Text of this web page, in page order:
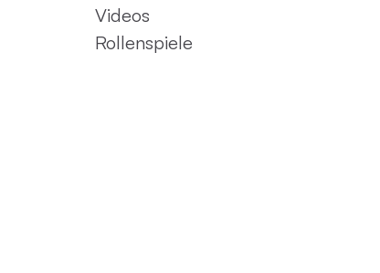
Videos
Rollenspiele